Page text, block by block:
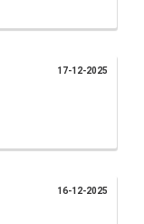
17-12-2025
16-12-2025